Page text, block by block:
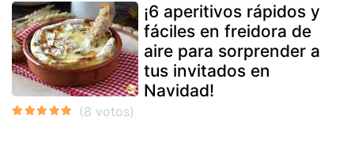
¡6 aperitivos rápidos y
fáciles en freidora de
aire para sorprender a
tus invitados en
Navidad!